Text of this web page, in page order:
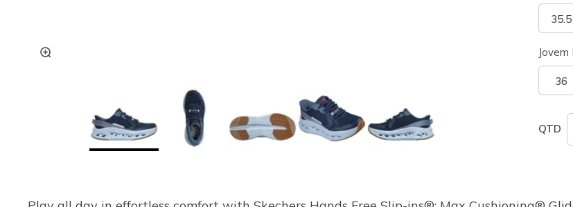
35.5
36
QTD